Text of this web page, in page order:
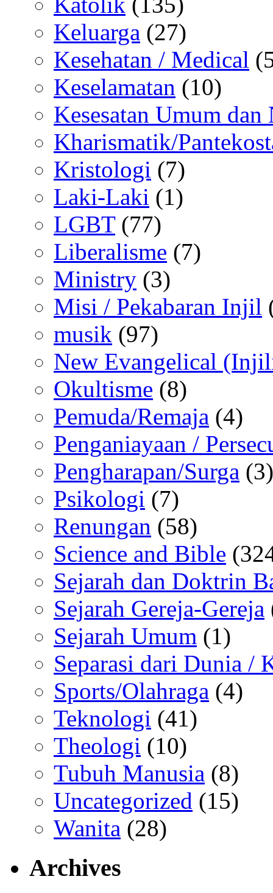
Keluarga (27)
Kesehatan / Medical
Keselamatan (10)
Kesesatan Umum dan
Kharismatik/
Kristologi (7)
Laki-Laki (1)
LGBT(77)
Liberalisme (7)
Ministry (3)
Misi / Pekabaran Injil
musik (97)
New Evangelical
Okultisme (8)
Pemuda/Remaja (4)
Penganiayaan /
Pengharapan/Surga (3)
Psikologi (7)
Renungan (58)
Science and Bible
Sejarah dan Doktrin
Sejarah Gereja-Gereja
Sejarah Umum (1)
Separasi dari Dunia /
Sports/Olahraga (4)
Teknologi (41)
Theologi (10)
Tubuh Manusia (8)
Uncategorized (15)
Wanita (28)
Archives